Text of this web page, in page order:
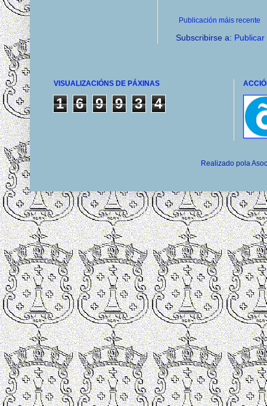
Publicación máis recente
Subscribirse a:
VISUALIZACIÓNS DE PÁXINAS
1 6 9 9 3 4
Realizado pola